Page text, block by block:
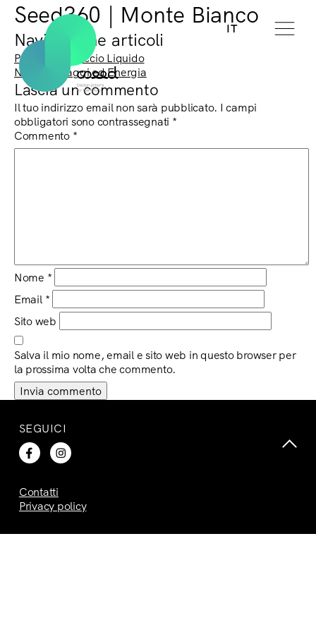
IT
Seed360 | Monte Bianco
Navigazione articoli
Previous:
Ghiaccio Liquido
Next:
Paesaggi ed Energia
Lascia un commento
Il tuo indirizzo email non sarà pubblicato. I campi
obbligatori sono contrassegnati *
Commento *
Nome *
Email *
Sito web
Salva il mio nome, email e sito web in questo browser per
la prossima volta che commento.
SEGUICI
Contatti
Privacy policy